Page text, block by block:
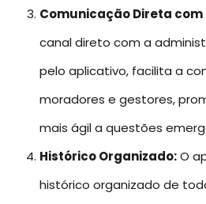
Comunicação Direta
canal direto com a
pelo aplicativo, facilita a
moradores e gestores,
mais ágil a questões
Histórico Organizado:O
histórico organizado de